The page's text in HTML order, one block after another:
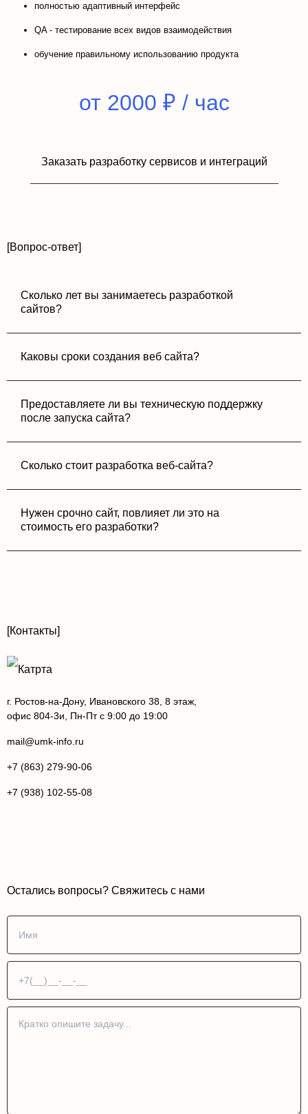
полностью адаптивный интерфейс
QA - тестирование всех видов взаимодействия
обучение правильному использованию продукта
Заказать разработку сервисов и интеграций
от 2000 ₽ / час
[Вопрос-ответ]
Сколько лет вы занимаетесь разработкой
сайтов?
Каковы сроки создания веб сайта?
Предоставляете ли вы техническую поддержку
после запуска сайта?
Сколько стоит разработка веб-сайта?
Нужен срочно сайт, повлияет ли это на
стоимость его разработки?
[Контакты]
г. Ростов-на-Дону, Ивановского 38, 8 этаж,
офис 804-3и, Пн-Пт с 9:00 до 19:00
mail@umk-info.ru
+7 (863) 279-90-06
+7 (938) 102-55-08
Остались вопросы? Свяжитесь с нами